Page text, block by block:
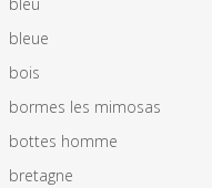
bleue
bois
bormes les mimosas
bottes homme
bretagne